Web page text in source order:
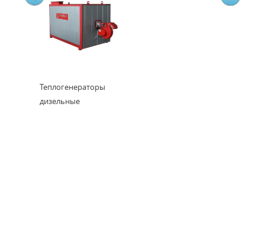
Теплогенераторы
дизельные